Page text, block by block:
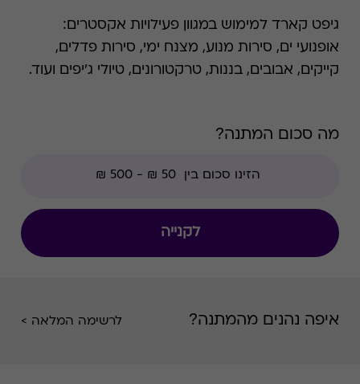
גיפט קארד למימוש במגוון פעילויות אקסטרים:
אופנועי ים, סירות מנוע, מצנח ימי, סירות פדלים,
קייקים, אבובים, בננות, טרקטורונים, טיולי ג'יפים ועוד.
הנחות חבר מועדון ו/או צבירת נקודות מועדון ו/או
מה סכום המתנה?
לקנייה
איפה נהנים מהמתנה? לרשימה המלאה >